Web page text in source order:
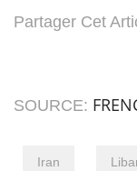
Partager Cet
SOURCE:
Iran